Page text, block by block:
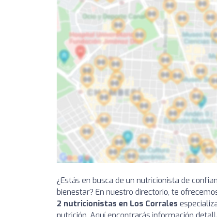
¿Estás en busca de un nutricionista de
bienestar? En nuestro directorio, te
2 nutricionistas en Los Corrales